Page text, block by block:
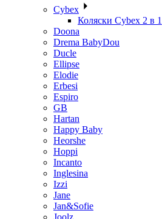
Cybex
Коляски Cybex 2 в 1
Doona
Drema BabyDou
Ducle
Ellipse
Elodie
Erbesi
Espiro
GB
Hartan
Happy Baby
Heorshe
Hoppi
Incanto
Inglesina
Izzi
Jane
Jan&Sofie